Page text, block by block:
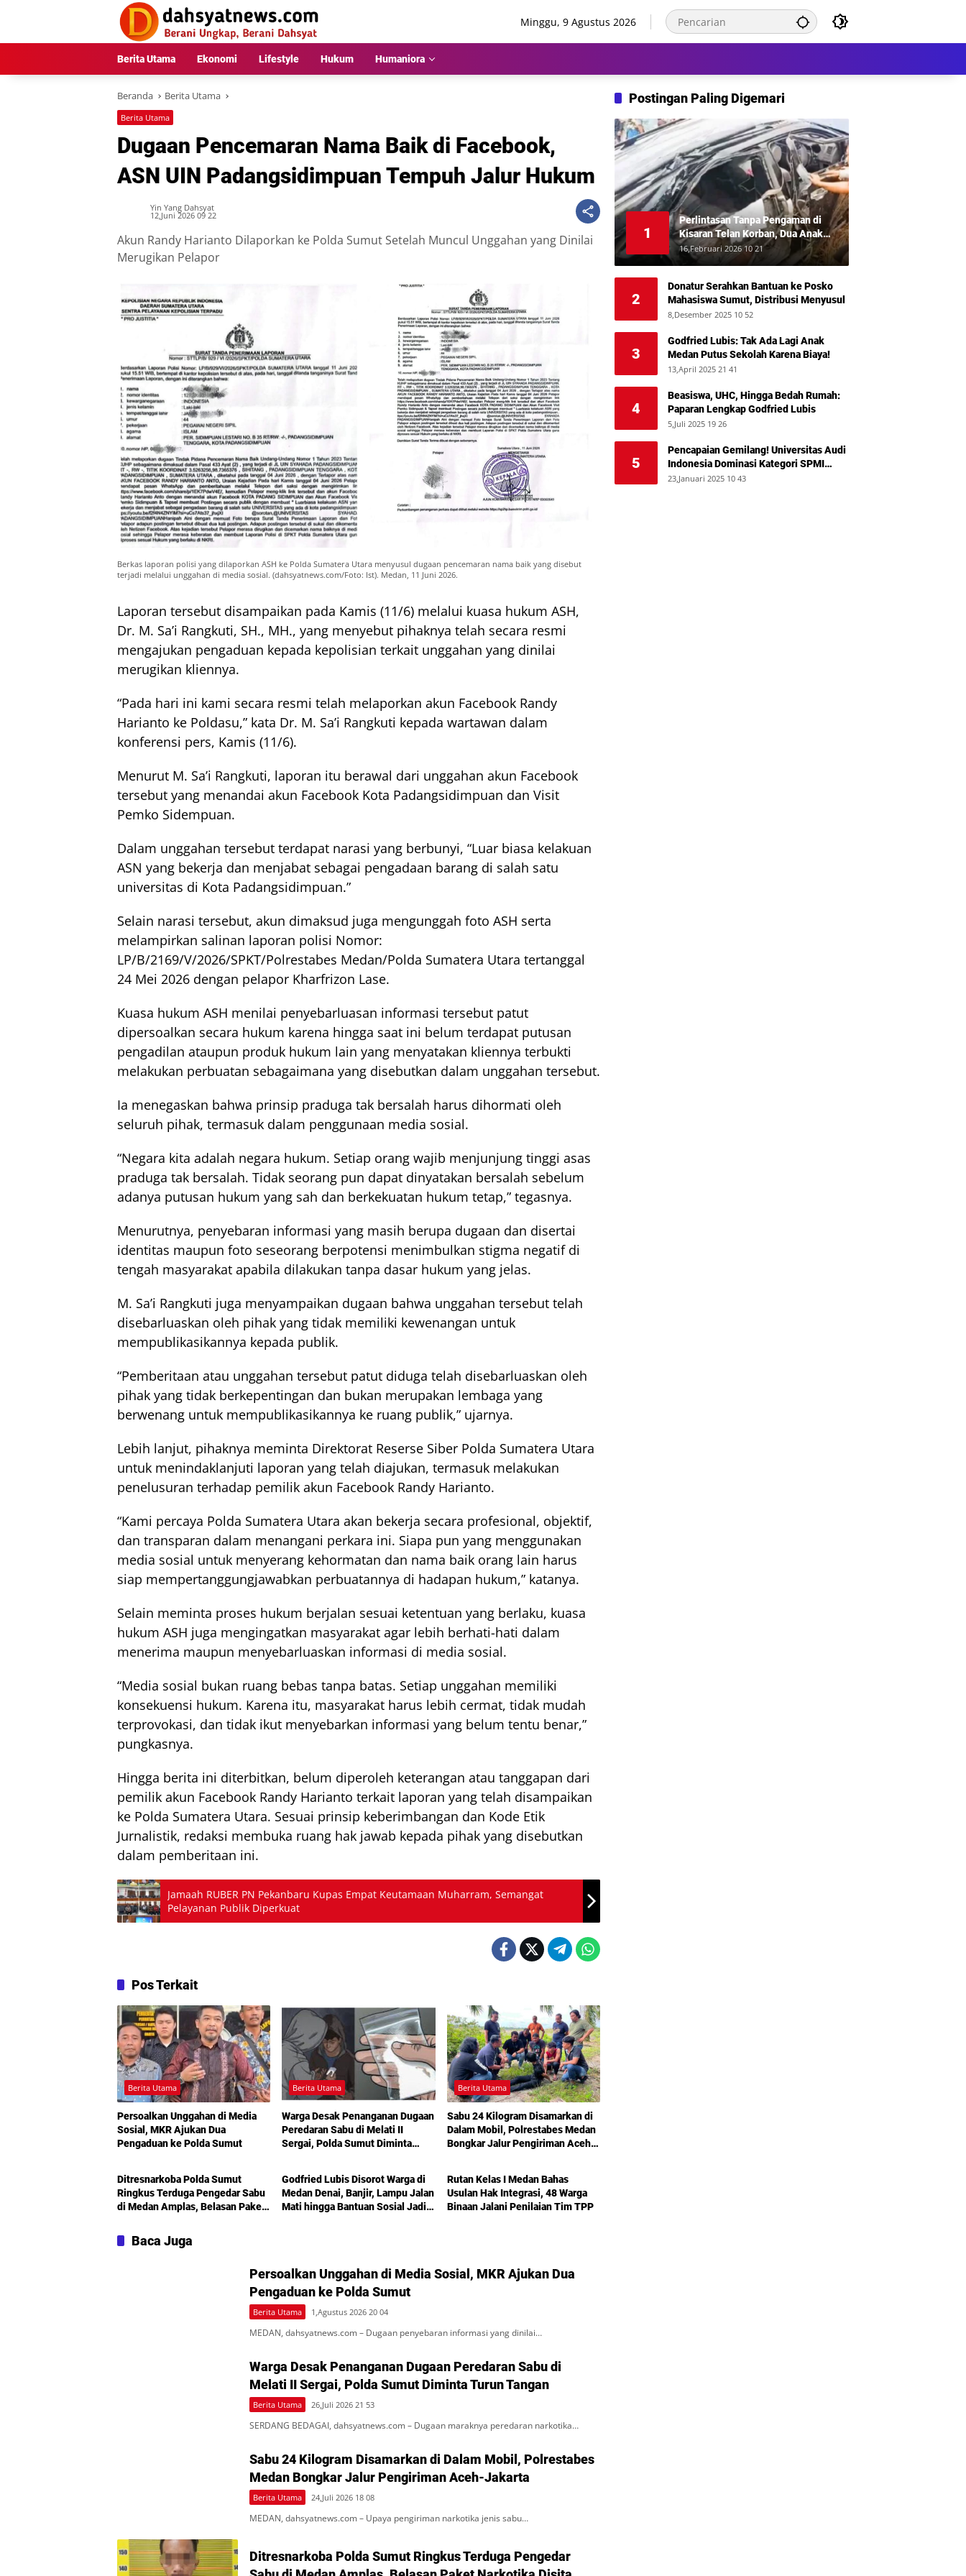
Minggu, 9 Agustus 2026
Berita Utama Ekonomi Lifestyle Hukum Humaniora
Beranda Berita Utama
Berita Utama
Dugaan Pencemaran Nama Baik di Facebook,
ASN UIN Padangsidimpuan Tempuh Jalur Hukum
Yin Yang Dahsyat
12,Juni 2026 09 22
Akun Randy Harianto Dilaporkan ke Polda Sumut Setelah Muncul Unggahan yang Dinilai
Merugikan Pelapor
Berkas laporan polisi yang dilaporkan ASH ke Polda Sumatera Utara menyusul dugaan pencemaran nama baik yang disebut
terjadi melalui unggahan di media sosial. (dahsyatnews.com/Foto: Ist). Medan, 11 Juni 2026.
Laporan tersebut disampaikan pada Kamis (11/6) melalui kuasa hukum ASH,
Dr. M. Sa’i Rangkuti, SH., MH., yang menyebut pihaknya telah secara resmi
mengajukan pengaduan kepada kepolisian terkait unggahan yang dinilai
merugikan kliennya.
“Pada hari ini kami secara resmi telah melaporkan akun Facebook Randy
Harianto ke Poldasu,” kata Dr. M. Sa’i Rangkuti kepada wartawan dalam
konferensi pers, Kamis (11/6).
Menurut M. Sa’i Rangkuti, laporan itu berawal dari unggahan akun Facebook
tersebut yang menandai akun Facebook Kota Padangsidimpuan dan Visit
Pemko Sidempuan.
Dalam unggahan tersebut terdapat narasi yang berbunyi, “Luar biasa kelakuan
ASN yang bekerja dan menjabat sebagai pengadaan barang di salah satu
universitas di Kota Padangsidimpuan.”
Selain narasi tersebut, akun dimaksud juga mengunggah foto ASH serta
melampirkan salinan laporan polisi Nomor:
LP/B/2169/V/2026/SPKT/Polrestabes Medan/Polda Sumatera Utara tertanggal
24 Mei 2026 dengan pelapor Kharfrizon Lase.
Kuasa hukum ASH menilai penyebarluasan informasi tersebut patut
dipersoalkan secara hukum karena hingga saat ini belum terdapat putusan
pengadilan ataupun produk hukum lain yang menyatakan kliennya terbukti
melakukan perbuatan sebagaimana yang disebutkan dalam unggahan tersebut.
Ia menegaskan bahwa prinsip praduga tak bersalah harus dihormati oleh
seluruh pihak, termasuk dalam penggunaan media sosial.
“Negara kita adalah negara hukum. Setiap orang wajib menjunjung tinggi asas
praduga tak bersalah. Tidak seorang pun dapat dinyatakan bersalah sebelum
adanya putusan hukum yang sah dan berkekuatan hukum tetap,” tegasnya.
Menurutnya, penyebaran informasi yang masih berupa dugaan dan disertai
identitas maupun foto seseorang berpotensi menimbulkan stigma negatif di
tengah masyarakat apabila dilakukan tanpa dasar hukum yang jelas.
M. Sa’i Rangkuti juga menyampaikan dugaan bahwa unggahan tersebut telah
disebarluaskan oleh pihak yang tidak memiliki kewenangan untuk
mempublikasikannya kepada publik.
“Pemberitaan atau unggahan tersebut patut diduga telah disebarluaskan oleh
pihak yang tidak berkepentingan dan bukan merupakan lembaga yang
berwenang untuk mempublikasikannya ke ruang publik,” ujarnya.
Lebih lanjut, pihaknya meminta Direktorat Reserse Siber Polda Sumatera Utara
untuk menindaklanjuti laporan yang telah diajukan, termasuk melakukan
penelusuran terhadap pemilik akun Facebook Randy Harianto.
“Kami percaya Polda Sumatera Utara akan bekerja secara profesional, objektif,
dan transparan dalam menangani perkara ini. Siapa pun yang menggunakan
media sosial untuk menyerang kehormatan dan nama baik orang lain harus
siap mempertanggungjawabkan perbuatannya di hadapan hukum,” katanya.
Selain meminta proses hukum berjalan sesuai ketentuan yang berlaku, kuasa
hukum ASH juga mengingatkan masyarakat agar lebih berhati-hati dalam
menerima maupun menyebarluaskan informasi di media sosial.
“Media sosial bukan ruang bebas tanpa batas. Setiap unggahan memiliki
konsekuensi hukum. Karena itu, masyarakat harus lebih cermat, tidak mudah
terprovokasi, dan tidak ikut menyebarkan informasi yang belum tentu benar,”
pungkasnya.
Hingga berita ini diterbitkan, belum diperoleh keterangan atau tanggapan dari
pemilik akun Facebook Randy Harianto terkait laporan yang telah disampaikan
ke Polda Sumatera Utara. Sesuai prinsip keberimbangan dan Kode Etik
Jurnalistik, redaksi membuka ruang hak jawab kepada pihak yang disebutkan
dalam pemberitaan ini.
Jamaah RUBER PN Pekanbaru Kupas Empat Keutamaan Muharram, Semangat
Pelayanan Publik Diperkuat
Pos Terkait
Berita Utama
Persoalkan Unggahan di Media
Sosial, MKR Ajukan Dua
Pengaduan ke Polda Sumut
Berita Utama
Warga Desak Penanganan Dugaan
Peredaran Sabu di Melati II
Sergai, Polda Sumut Diminta
Berita Utama
Sabu 24 Kilogram Disamarkan di
Dalam Mobil, Polrestabes Medan
Bongkar Jalur Pengiriman Aceh-
Berita Utama
Ditresnarkoba Polda Sumut
Ringkus Terduga Pengedar Sabu
di Medan Amplas, Belasan Paket
Berita Utama
Godfried Lubis Disorot Warga di
Medan Denai, Banjir, Lampu Jalan
Mati hingga Bantuan Sosial Jadi
Berita Utama
Rutan Kelas I Medan Bahas
Usulan Hak Integrasi, 48 Warga
Binaan Jalani Penilaian Tim TPP
Baca Juga
Persoalkan Unggahan di Media Sosial, MKR Ajukan Dua
Pengaduan ke Polda Sumut
Berita Utama 1,Agustus 2026 20 04
MEDAN, dahsyatnews.com – Dugaan penyebaran informasi yang dinilai…
Warga Desak Penanganan Dugaan Peredaran Sabu di
Melati II Sergai, Polda Sumut Diminta Turun Tangan
Berita Utama 26,Juli 2026 21 53
SERDANG BEDAGAI, dahsyatnews.com – Dugaan maraknya peredaran narkotika…
Sabu 24 Kilogram Disamarkan di Dalam Mobil, Polrestabes
Medan Bongkar Jalur Pengiriman Aceh-Jakarta
Berita Utama 24,Juli 2026 18 08
MEDAN, dahsyatnews.com – Upaya pengiriman narkotika jenis sabu…
Ditresnarkoba Polda Sumut Ringkus Terduga Pengedar
Postingan Paling Digemari
1
Perlintasan Tanpa Pengaman di
Kisaran Telan Korban, Dua Anak
Meninggal Disambar KA Putri Deli
16,Februari 2026 10 21
2
Donatur Serahkan Bantuan ke Posko
Mahasiswa Sumut, Distribusi Menyusul
8,Desember 2025 10 52
3
Godfried Lubis: Tak Ada Lagi Anak
Medan Putus Sekolah Karena Biaya!
13,April 2025 21 41
4
Beasiswa, UHC, Hingga Bedah Rumah:
Paparan Lengkap Godfried Lubis
5,Juli 2025 19 26
5
Pencapaian Gemilang! Universitas Audi
Indonesia Dominasi Kategori SPMI
Terbaik 2024
23,Januari 2025 10 43